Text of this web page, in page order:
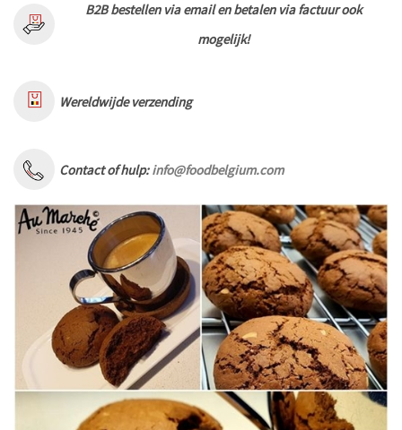
B2B bestellen via email en betalen via factuur ook
mogelijk!
Wereldwijde verzending
Contact of hulp:info@foodbelgium.com